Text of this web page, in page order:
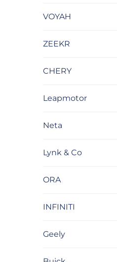
VOYAH
ZEEKR
CHERY
Leapmotor
Neta
Lynk & Co
ORA
INFINITI
Geely